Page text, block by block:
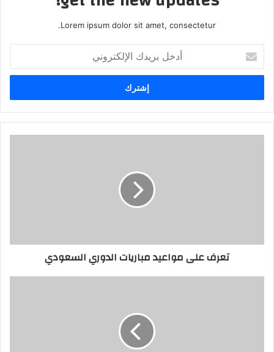
Lorem ipsum dolor sit amet, consectetur.
بريدك
الإلكتروني
تعرف على مواعيد مباريات الدوري السعودي